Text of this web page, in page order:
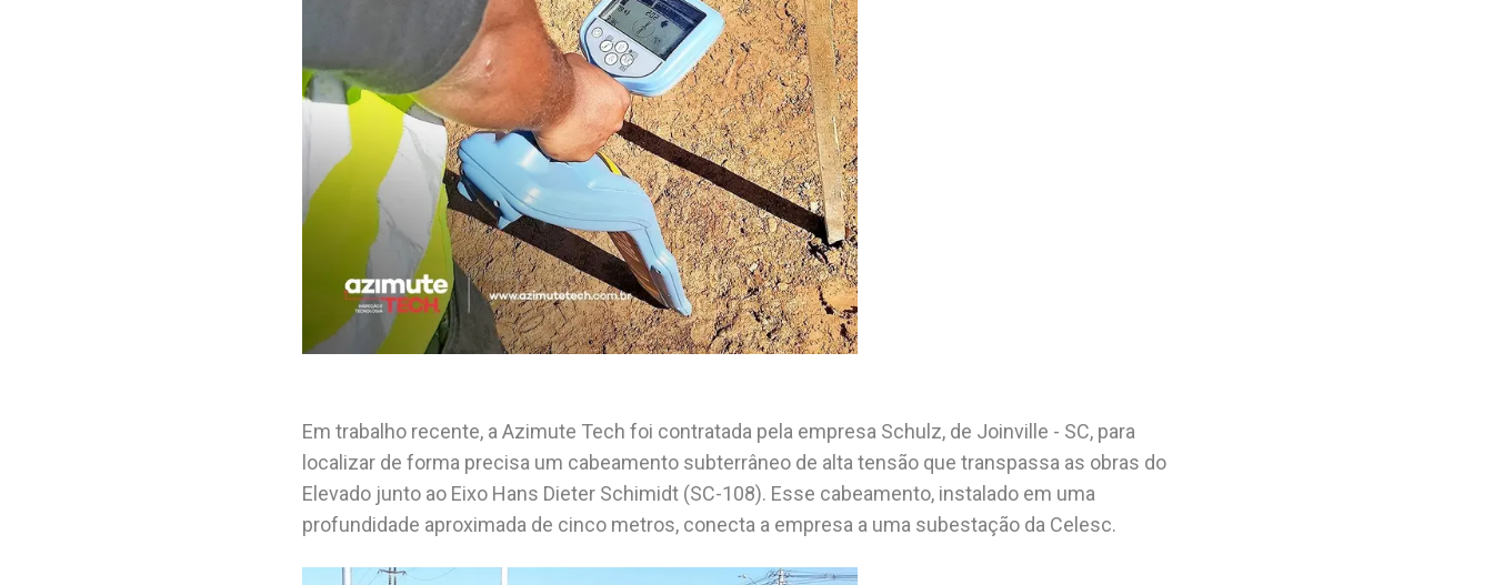
Em trabalho recente, a Azimute Tech foi contratada pela empresa Schulz, de Joinville - SC, para
localizar de forma precisa um cabeamento subterrâneo de alta tensão que transpassa as obras do
Elevado junto ao Eixo Hans Dieter Schimidt (SC-108). Esse cabeamento, instalado em uma
profundidade aproximada de cinco metros, conecta a empresa a uma subestação da Celesc.